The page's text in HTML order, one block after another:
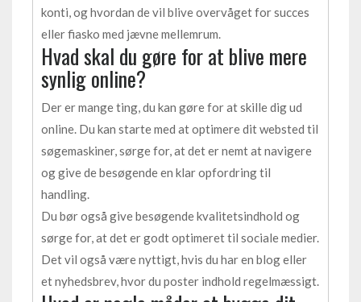
konti, og hvordan de vil blive overvåget for succes
eller fiasko med jævne mellemrum.
Hvad skal du gøre for at blive mere
synlig online?
Der er mange ting, du kan gøre for at skille dig ud
online. Du kan starte med at optimere dit websted til
søgemaskiner, sørge for, at det er nemt at navigere
og give de besøgende en klar opfordring til
handling.
Du bør også give besøgende kvalitetsindhold og
sørge for, at det er godt optimeret til sociale medier.
Det vil også være nyttigt, hvis du har en blog eller
et nyhedsbrev, hvor du poster indhold regelmæssigt.